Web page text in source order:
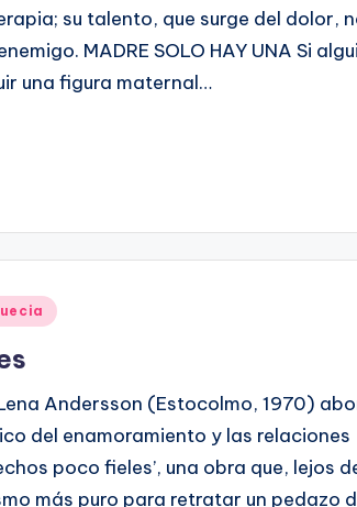
su talento, que surge del dolor,
MADRE SOLO HAY UNA Si
una figura maternal…
Andersson (Estocolmo, 1970)
del enamoramiento y las relaciones
poco fieles’, una obra que, lejos
más puro para retratar un pedazo